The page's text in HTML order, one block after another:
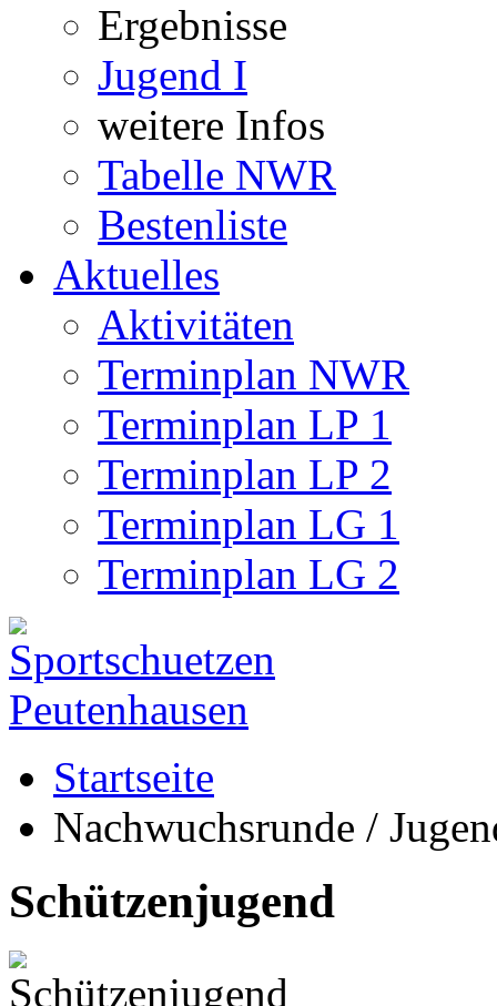
Ergebnisse
Jugend I
weitere Infos
Tabelle NWR
Bestenliste
Aktuelles
Aktivitäten
Terminplan NWR
Terminplan LP 1
Terminplan LP 2
Terminplan LG 1
Terminplan LG 2
Startseite
Nachwuchsrunde /
Schützenjugend